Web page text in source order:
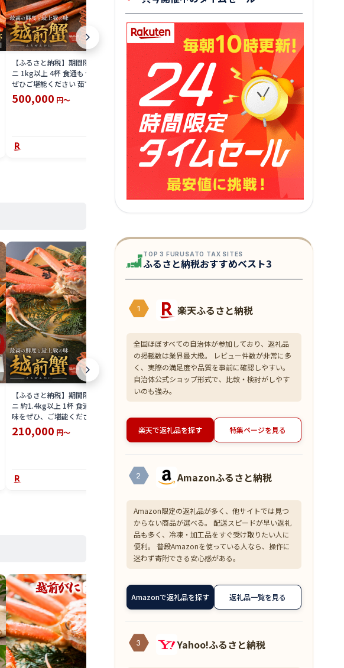
【ふるさと納税】期間限定 茹で 越前ガ
ニ 1kg以上 4杯 食通もうなる本場の味を
ぜひご堪能ください 茹でガニ ズワイガ
ニ カニ 蟹 海鮮 福井県 若狭町 お届け：
2025年11月10日～2026年3月31日（年
500,000 円～
提供自治体：若狭町
【ふるさと納税】総合1位獲得『年内配
送可 (12月25日決済完了分まで)』着日指
定可能！最短3営業日以内発送【生食
可】ますよね 商店の元祖 カット済み 生
ずわい蟹 選べる 600g〜3.0kg【ますよ
ね 海鮮 ズワイガニ カニ 蟹 刺身 カニし
ゃぶ お中元 お歳暮 ギフト】
13,000円～
★ ★★★★4.19
提供自治体：敦賀市
味をぜひ、ご
茹でカニ 越前
海鮮 海鮮セ
届け：2025年
147,000
【ふるさと納税】期間限定 茹で 越前ガ
ニ 約1.4kg以上 1杯 食通もうなる本場の
味をぜひ、ご堪能ください カニ 蟹 かに
茹でカニ 越前蟹 カニセット 魚介 魚介類
海鮮 海鮮セット 福井 福井県 若狭町 お
210,000 円～
【ふるさと納税】塩さば切身(昆布だし
(700g) 鯖 サバ 鮭 銀鮭 サケ 海鮮 切り身
魚 冷凍 家庭用 訳アリ
12,000円～
味をぜひ、ご
海鮮 海鮮セ
TOP 3 FURUSATO TAX SITES
ふるさと納税おすすめベスト3
1 楽天ふるさと納税
全国ほぼすべての自治体が参加しており、返礼品
の掲載数は業界最大級。 レビュー件数が非常に多
く、実際の満足度や品質を事前に確認しやすい。
自治体公式ショップ形式で、比較・検討がしやす
いのも強み。
楽天で返礼品を探す 特集ページを見る
2 Amazonふるさと納税
Amazon限定の返礼品が多く、他サイトでは見つ
からない商品が選べる。 配送スピードが早い返礼
品も多く、冷凍・加工品をすぐ受け取りたい人に
便利。 普段Amazonを使っている人なら、操作に
迷わず寄附できる安心感がある。
Amazonで返礼品を探す 返礼品一覧を見る
3 Yahoo!ふるさと納税